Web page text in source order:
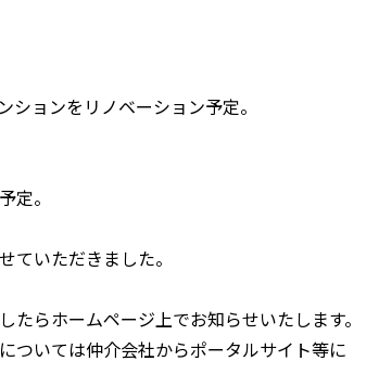
ョンをリノベーション予定。
定。
ていただきました。
たらホームページ上でお知らせいたします。
ついては仲介会社からポータルサイト等に